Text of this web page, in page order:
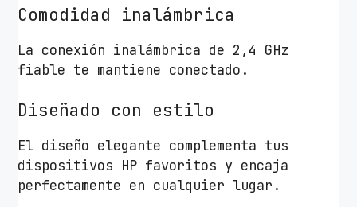
a
t
a
2
0
D
P
Comodidad inalámbrica
La conexión inalámbrica de 2,4 GHz
fiable te mantiene conectado.
Diseñado con estilo
El diseño elegante complementa tus
dispositivos HP favoritos y encaja
perfectamente en cualquier lugar.